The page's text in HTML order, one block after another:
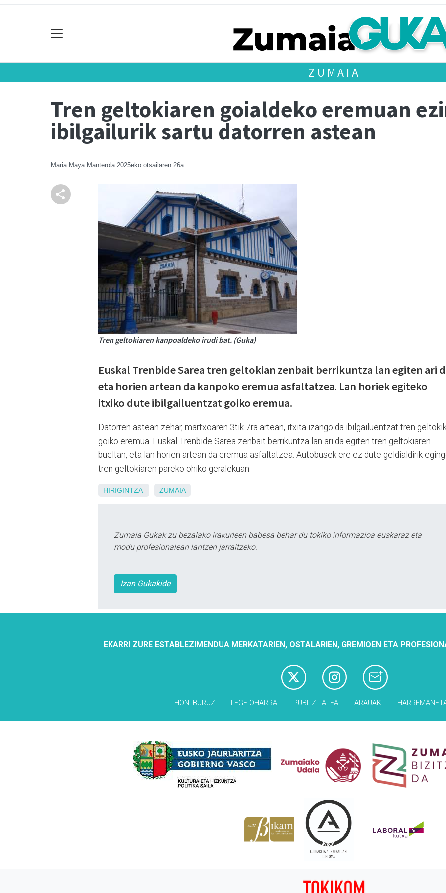
ZUMAIA
Tren geltokiaren goialdeko eremuan
ibilgailurik sartu datorren astean
Maria Maya Manterola 2025eko otsailaren 26a
Tren geltokiaren kanpoaldeko irudi bat. (Guka)
Euskal Trenbide Sarea tren geltokian zenbait berrikuntza lan egiten ari
eta horien artean da kanpoko eremua asfaltatzea. Lan horiek egiteko
itxiko dute ibilgailuentzat goiko eremua.
Datorren astean zehar, martxoaren 3tik 7ra artean, itxita izango da ibilgailuentzat tren
goiko eremua. Euskal Trenbide Sarea zenbait berrikuntza lan ari da egiten tren geltokiaren
bueltan, eta lan horien artean da eremua asfaltatzea. Autobusek ere ez dute geldialdirik
tren geltokiaren pareko ohiko geralekuan.
HIRIGINTZA ZUMAIA
Zumaia Gukak zu bezalako irakurleen babesa behar du tokiko informazioa euskaraz eta
modu profesionalean lantzen jarraitzeko.
Izan Gukakide
EKARRI ZURE ESTABLEZIMENDUA MERKATARIEN, OSTALARIEN, GREMIOEN ETA
HONI BURUZ LEGE OHARRA PUBLIZITATEA ARAUAK